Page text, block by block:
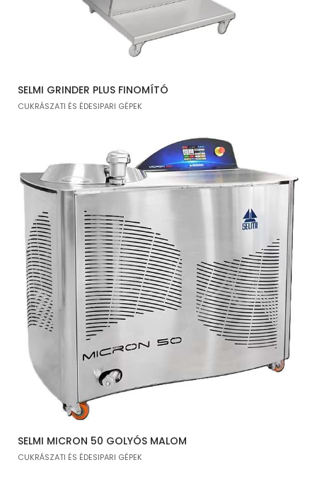
SELMI GRINDER PLUS FINOMÍTÓ
CUKRÁSZATI ÉS ÉDESIPARI GÉPEK
SELMI MICRON 50 GOLYÓS MALOM
CUKRÁSZATI ÉS ÉDESIPARI GÉPEK